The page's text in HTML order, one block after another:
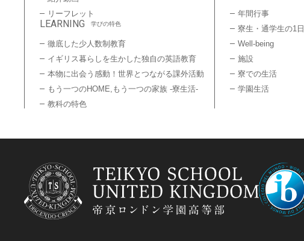
リーフレット
LEARNING 学びの特色
徹底した少人数制教育
イギリス暮らしを生かした独自の英語教育
本物に出会う感動！世界とつながる課外活動
もう一つのHOME,もう一つの家族 -寮生活-
教科の特色
年間行事
寮生・通学生の1日
Well-being
施設
寮での生活
学園生活